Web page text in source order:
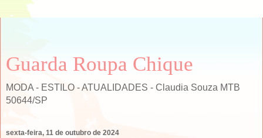
Guarda Roupa Chique
MODA - ESTILO - ATUALIDADES - Claudia Souza MTB
50644/SP
sexta-feira, 11 de outubro de 2024